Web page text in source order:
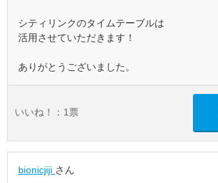
シティリンクのタイムテーブルは
活用させていただきます！
ありがとうございました。
いいね！： 1 票
bionicjiji さん